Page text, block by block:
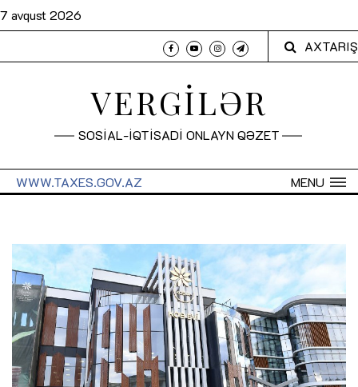
7 avqust 2026
AXTARIŞ
VERGİLƏR
SOSİAL-İQTİSADİ ONLAYN QƏZET
MENU
WWW.TAXES.GOV.AZ